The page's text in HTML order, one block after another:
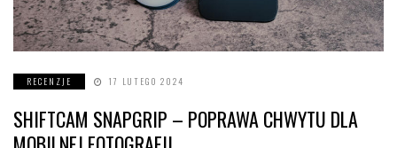
RECENZJE 17 LUTEGO 2024
SHIFTCAM SNAPGRIP – POPRAWA CHWYTU DLA